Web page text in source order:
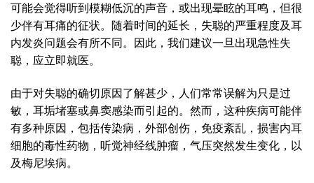
可能会觉得听到模糊低沉的声音，或出现晕眩的耳鸣，但很
少伴有耳痛的征状。随着时间的延长，失聪的严重程度及耳
内发炎问题会有所不同。因此，我们建议一旦出现急性失
聪，应立即就医。
由于对失聪的确切原因了解甚少，人们常常误解为只是过
敏，耳垢堵塞或鼻窦感染而引起的。然而，这种疾病可能伴
有多种原因，包括传染病，外部创伤，免疫紊乱，损害内耳
细胞的毒性药物，听觉神经线肿瘤，气压突然发生变化，以
及梅尼埃病。